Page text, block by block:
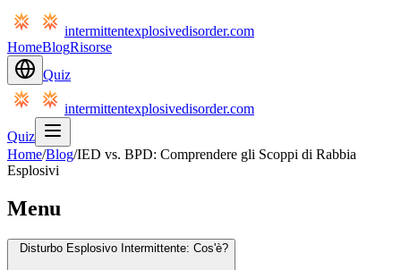
intermittentexplosivedisorder.com
HomeBlogRisorse
Quiz
intermittentexplosivedisorder.com
Quiz
Home/Blog/IED vs. BPD: Comprendere gli Scoppi di Rabbia
Esplosivi
Menu
Disturbo Esplosivo Intermittente: Cos'è?